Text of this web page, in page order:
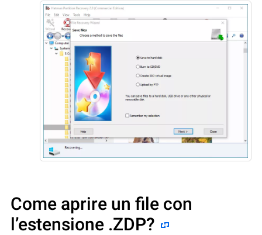
Come aprire un file con
l’estensione .ZDP?